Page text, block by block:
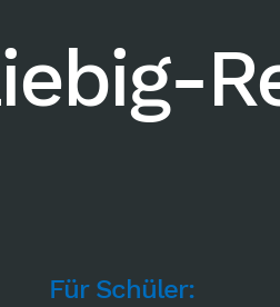
Für Schüler: